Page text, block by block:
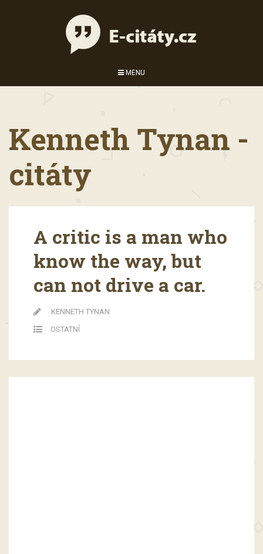
MENU
Kenneth Tynan -
citáty
A critic is a man who
know the way, but
can not drive a car.
KENNETH TYNAN
OSTATNÍ